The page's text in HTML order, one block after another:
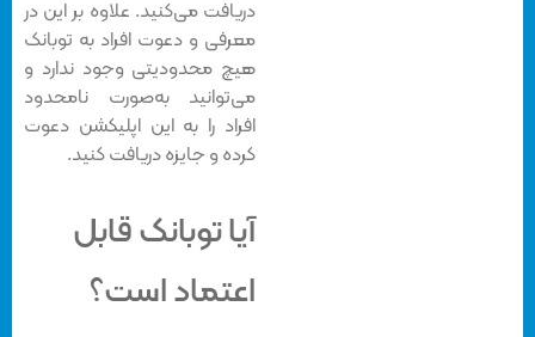
دریافت می‌کنید. علاوه بر این در
معرفی و دعوت افراد به توبانک
هیچ محدودیتی وجود ندارد و
می‌توانید به‌صورت نامحدود
افراد را به این اپلیکشن دعوت
کرده و جایزه دریافت کنید.
آیا توبانک قابل
اعتماد است؟